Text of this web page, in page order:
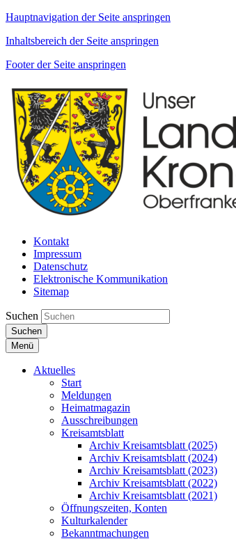
Hauptnavigation der Seite anspringen
Inhaltsbereich der Seite anspringen
Footer der Seite anspringen
Kontakt
Impressum
Datenschutz
Elektronische Kommunikation
Sitemap
Suchen
Suchen
Menü
Aktuelles
Start
Meldungen
Heimatmagazin
Ausschreibungen
Kreisamtsblatt
Archiv Kreisamtsblatt (2025)
Archiv Kreisamtsblatt (2024)
Archiv Kreisamtsblatt (2023)
Archiv Kreisamtsblatt (2022)
Archiv Kreisamtsblatt (2021)
Öffnungszeiten, Konten
Kulturkalender
Bekanntmachungen